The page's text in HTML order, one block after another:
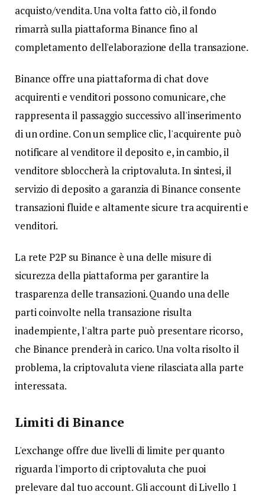
acquisto/vendita. Una volta fatto ciò, il fondo
rimarrà sulla piattaforma Binance fino al
completamento dell'elaborazione della transazione.
Binance offre una piattaforma di chat dove
acquirenti e venditori possono comunicare, che
rappresenta il passaggio successivo all'inserimento
di un ordine. Con un semplice clic, l'acquirente può
notificare al venditore il deposito e, in cambio, il
venditore sbloccherà la criptovaluta. In sintesi, il
servizio di deposito a garanzia di Binance consente
transazioni fluide e altamente sicure tra acquirenti e
venditori.
La rete P2P su Binance è una delle misure di
sicurezza della piattaforma per garantire la
trasparenza delle transazioni. Quando una delle
parti coinvolte nella transazione risulta
inadempiente, l'altra parte può presentare ricorso,
che Binance prenderà in carico. Una volta risolto il
problema, la criptovaluta viene rilasciata alla parte
interessata.
Limiti di Binance
L'exchange offre due livelli di limite per quanto
riguarda l'importo di criptovaluta che puoi
prelevare dal tuo account. Gli account di Livello 1